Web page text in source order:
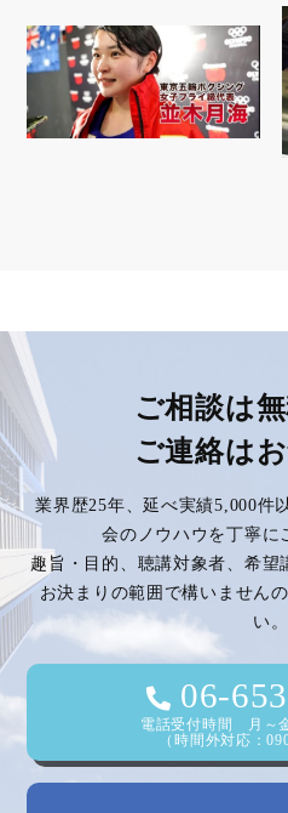
ご相談は無
ご連絡はお
業界歴25年、延べ実績5,000件
会のノウハウを丁寧に
趣旨・目的、聴講対象者、希
お決まりの範囲で構いません
い。
06-
電話受付時間 月～
（時間外対応：